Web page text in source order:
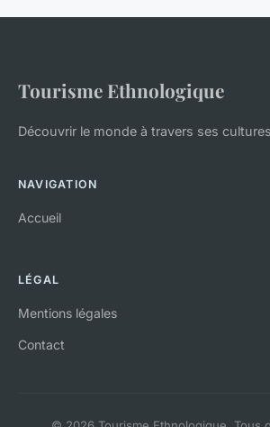
Tourisme Ethnologique
Découvrir le monde à travers ses
NAVIGATION
Accueil
LÉGAL
Mentions légales
Contact